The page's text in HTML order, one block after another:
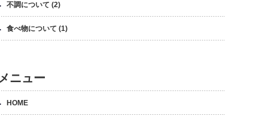
不調について (2)
食べ物について (1)
ニュー
HOME